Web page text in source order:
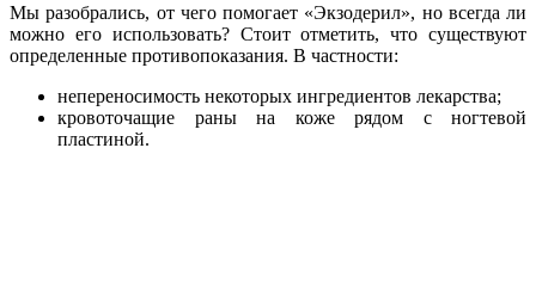
Мы разобрались, от чего помогает «Экзодерил», но всегда ли
можно его использовать? Стоит отметить, что существуют
определенные противопоказания. В частности:
непереносимость некоторых ингредиентов лекарства;
кровоточащие раны на коже рядом с ногтевой
пластиной.